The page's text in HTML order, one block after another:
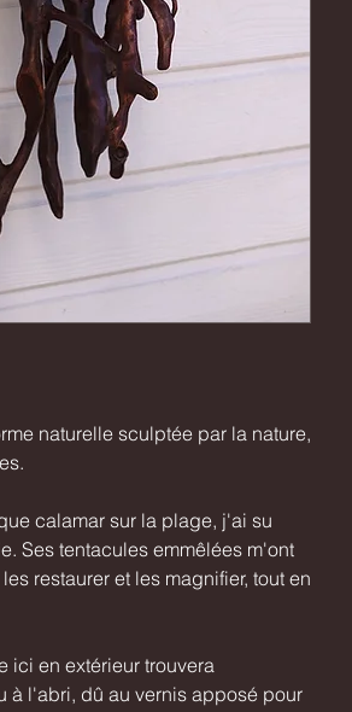
naturelle sculptée par la nature,
calamar sur la plage, j'ai su
Ses tentacules emmêlées m'ont
restaurer et les magnifier, tout en
ici en extérieur trouvera
à l'abri, dû au vernis apposé pour